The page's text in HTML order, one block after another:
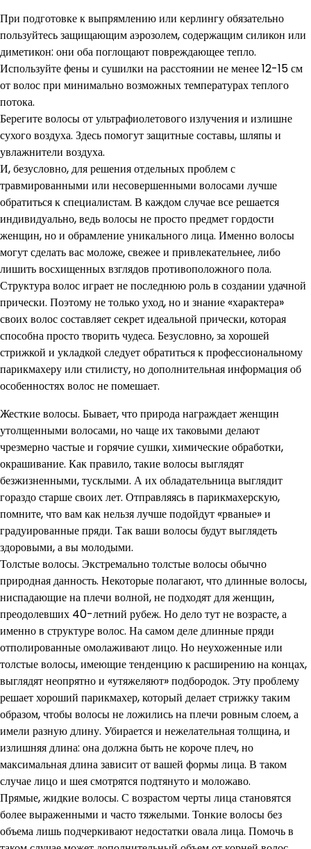
При подготовке к выпрямлению или керлингу обязательно
пользуйтесь защищающим аэрозолем, содержащим силикон или
диметикон: они оба поглощают повреждающее тепло.
Используйте фены и сушилки на расстоянии не менее 12-15 см
от волос при минимально возможных температурах теплого
потока.
Берегите волосы от ультрафиолетового излучения и излишне
сухого воздуха. Здесь помогут защитные составы, шляпы и
увлажнители воздуха.
И, безусловно, для решения отдельных проблем с
травмированными или несовершенными волосами лучше
обратиться к специалистам. В каждом случае все решается
индивидуально, ведь волосы не просто предмет гордости
женщин, но и обрамление уникального лица. Именно волосы
могут сделать вас моложе, свежее и привлекательнее, либо
лишить восхищенных взглядов противоположного пола.
Структура волос играет не последнюю роль в создании удачной
прически. Поэтому не только уход, но и знание «характера»
своих волос составляет секрет идеальной прически, которая
способна просто творить чудеса. Безусловно, за хорошей
стрижкой и укладкой следует обратиться к профессиональному
парикмахеру или стилисту, но дополнительная информация об
особенностях волос не помешает.
Жесткие волосы. Бывает, что природа награждает женщин
утолщенными волосами, но чаще их таковыми делают
чрезмерно частые и горячие сушки, химические обработки,
окрашивание. Как правило, такие волосы выглядят
безжизненными, тусклыми. А их обладательница выглядит
гораздо старше своих лет. Отправляясь в парикмахерскую,
помните, что вам как нельзя лучше подойдут «рваные» и
градуированные пряди. Так ваши волосы будут выглядеть
здоровыми, а вы молодыми.
Толстые волосы. Экстремально толстые волосы обычно
природная данность. Некоторые полагают, что длинные волосы,
ниспадающие на плечи волной, не подходят для женщин,
преодолевших 40-летний рубеж. Но дело тут не возрасте, а
именно в структуре волос. На самом деле длинные пряди
отполированные омолаживают лицо. Но неухоженные или
толстые волосы, имеющие тенденцию к расширению на концах,
выглядят неопрятно и «утяжеляют» подбородок. Эту проблему
решает хороший парикмахер, который делает стрижку таким
образом, чтобы волосы не ложились на плечи ровным слоем, а
имели разную длину. Убирается и нежелательная толщина, и
излишняя длина: она должна быть не короче плеч, но
максимальная длина зависит от вашей формы лица. В таком
случае лицо и шея смотрятся подтянуто и моложаво.
Прямые, жидкие волосы. С возрастом черты лица становятся
более выраженными и часто тяжелыми. Тонкие волосы без
объема лишь подчеркивают недостатки овала лица. Помочь в